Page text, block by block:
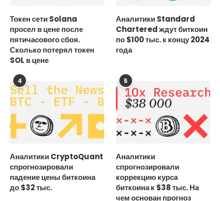
Токен сети Solana
просел в цене после
пятичасового сбоя.
Сколько потерял токен
SOL в цене
Аналитики Standard
Chartered ждут биткоин
по $100 тыс. к концу 2024
года
4
Аналитики CryptoQuant
спрогнозировали
падение цены биткоина
до $32 тыс.
5
Аналитики
спрогнозировали
коррекцию курса
биткоина к $38 тыс. На
чем основан прогноз